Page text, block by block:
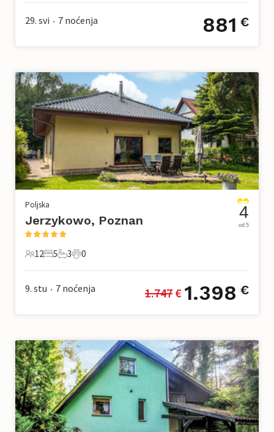
29. svi • 7 noćenja 881 €
Poljska
Jerzykowo, Poznan
12 Gosti
12
5 Spavaće sobe
5
3 Kupaonice
3
0 Kućni ljubimac
0
4
od 5
9. stu • 7 noćenja 1.747 € 1.398 €